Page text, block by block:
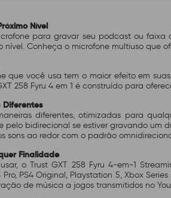
Nível
para gravar seu podcast ou faixa
nível. Conheça o microfone multiuso
que você usa tem o maior efeito em
258 Fyru 4 em 1 é construído para
Diferentes
diferentes, otimizadas para
pelo bidirecional se estiver gravando um
sons ao redor com o padrão
Finalidade
o Trust GXT 258 Fyru 4-em-1
Pro, PS4 Original, Playstation 5, Xbox
de música a jogos transmitidos no